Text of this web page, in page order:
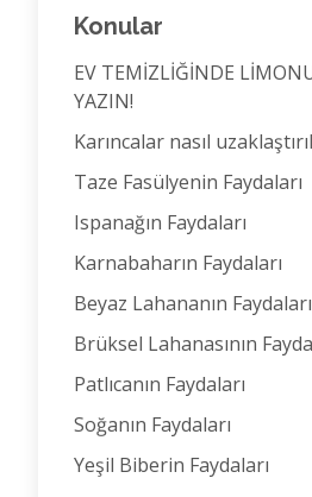
Konular
EV TEMİZLİĞİNDE
YAZIN!
Karıncalar nasıl
Taze Fasülyenin Faydaları
Ispanağın Faydaları
Karnabaharın Faydaları
Beyaz Lahananın Faydaları
Brüksel Lahanasının
Patlıcanın Faydaları
Soğanın Faydaları
Yeşil Biberin Faydaları